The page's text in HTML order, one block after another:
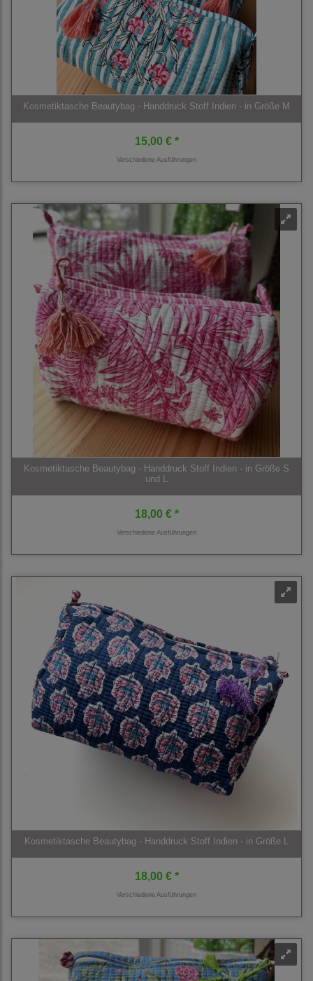
Kosmetiktasche Beautybag - Handdruck Stoff Indien - in Größe M
15,00 € *
Verschiedene Ausführungen
Kosmetiktasche Beautybag - Handdruck Stoff Indien - in Größe S
und L
18,00 € *
Verschiedene Ausführungen
Kosmetiktasche Beautybag - Handdruck Stoff Indien - in Größe L
18,00 € *
Verschiedene Ausführungen